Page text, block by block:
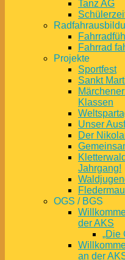
Tanz AG
Fahrrad
Projekte
Sportfest
Sankt
Klassen
Unser
Der
Jahrgang!
OGS / BGS
der AKS
„Die
an der